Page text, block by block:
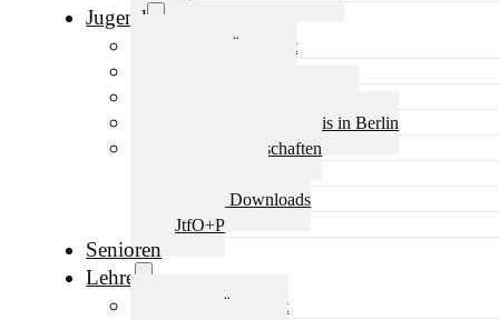
Jugend
Jugend Übersicht
Schulsport Tischtennis in Berlin
mini-Meisterschaften
Jugend Downloads
JtfO+P
Senioren
Lehre
Lehre Übersicht